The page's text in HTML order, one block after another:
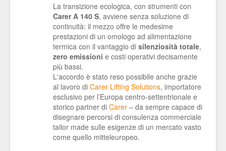
La transizione ecologica, con strumenti con
Carer A 140 S, avviene senza soluzione di
continuità: il mezzo offre le medesime
prestazioni di un omologo ad alimentazione
termica con il vantaggio di silenziosità totale,
zero emissioni e costi operativi decisamente
più bassi.
L'accordo è stato reso possibile anche grazie
al lavoro di Carer Lifting Solutions, importatore
esclusivo per l’Europa centro-settentrionale e
storico partner di Carer – da sempre capace di
disegnare percorsi di consulenza commerciale
tailor made sulle esigenze di un mercato vasto
come quello mitteleuropeo.